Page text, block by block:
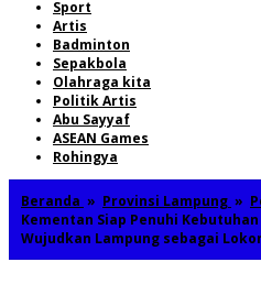
Sport
Artis
Badminton
Sepakbola
Olahraga kita
Politik Artis
Abu Sayyaf
ASEAN Games
Rohingya
Beranda » Provinsi Lampung »
Kementan Siap Penuhi
Wujudkan Lampung sebagai